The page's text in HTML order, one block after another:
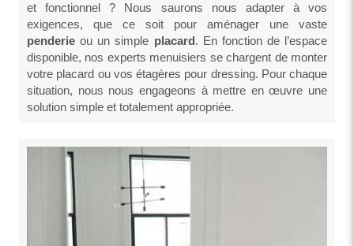
et fonctionnel ? Nous saurons nous adapter à vos
exigences, que ce soit pour aménager une vaste
penderie ou un simple placard. En fonction de l’espace
disponible, nos experts menuisiers se chargent de monter
votre placard ou vos étagères pour dressing. Pour chaque
situation, nous nous engageons à mettre en œuvre une
solution simple et totalement appropriée.